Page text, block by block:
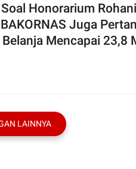
Honorarium
Juga
Mencapai 23,8
Daerah Depok
LAINNYA